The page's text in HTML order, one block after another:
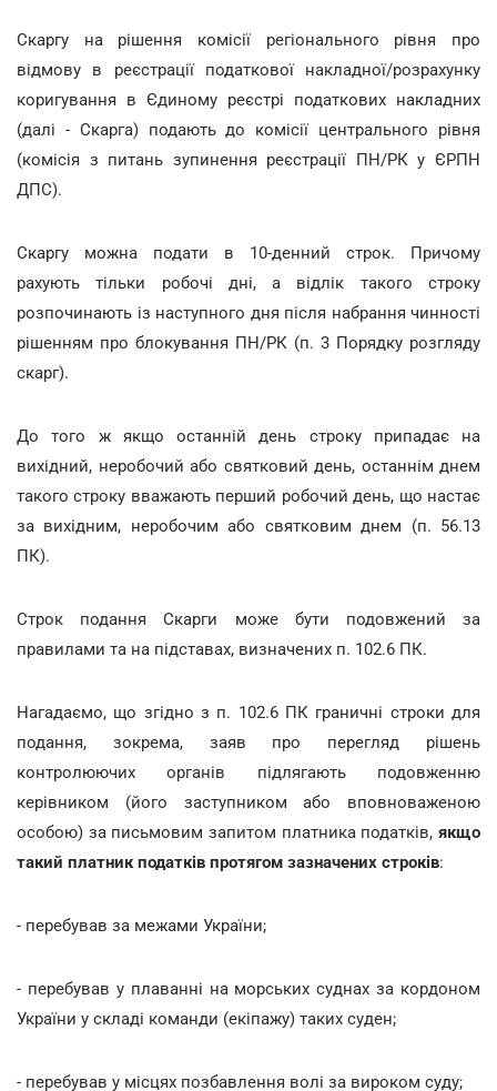
Скаргу на рішення комісії регіонального рівня про
відмову в реєстрації податкової накладної/розрахунку
коригування в Єдиному реєстрі податкових накладних
(далі - Скарга) подають до комісії центрального рівня
(комісія з питань зупинення реєстрації ПН/РК у ЄРПН
ДПС).
Скаргу можна подати в 10-денний строк. Причому
рахують тільки робочі дні, а відлік такого строку
розпочинають із наступного дня після набрання чинності
рішенням про блокування ПН/РК (п. 3 Порядку розгляду
скарг).
До того ж якщо останній день строку припадає на
вихідний, неробочий або святковий день, останнім днем
такого строку вважають перший робочий день, що настає
за вихідним, неробочим або святковим днем (п. 56.13
ПК).
Строк подання Скарги може бути подовжений за
правилами та на підставах, визначених п. 102.6 ПК.
Нагадаємо, що згідно з п. 102.6 ПК граничні строки для
подання, зокрема, заяв про перегляд рішень
контролюючих органів підлягають подовженню
керівником (його заступником або вповноваженою
особою) за письмовим запитом платника податків, якщо
такий платник податків протягом зазначених строків:
- перебував за межами України;
- перебував у плаванні на морських суднах за кордоном
України у складі команди (екіпажу) таких суден;
- перебував у місцях позбавлення волі за вироком суду;